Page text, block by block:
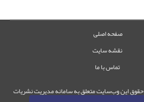
صفحه اصلی
نقشه سایت
تماس با ما
حقوق این وب‌سایت متعلق به سامانه مدیریت نشریات